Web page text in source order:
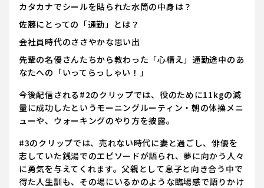
カタカナでシールを貼られた水筒の中身は？
佐藤にとっての「通勤」とは？
会社員時代のささやかな思い出
先輩の名優さんたちから教わった「心構え」通勤途中のあ
なたへの「いってらっしゃい！」
今後配信される#2のクリップでは、役のために11kgの減
量に成功したというモーニングルーティン・朝の体操メニ
ューや、ウォーキングのやり方を披露。
#3のクリップでは、売れない時代に妻と過ごし、俳優を
志していた銭湯でのエピソードが語られ、夢に向かう人々
に勇気を与えてくれます。父親として息子と向き合う中で
得た人生訓も、その場にいるかのような臨場感で語りかけ